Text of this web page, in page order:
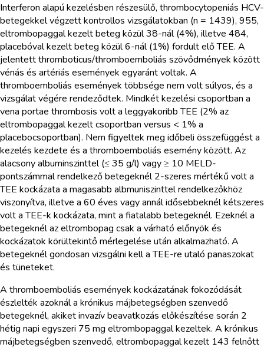
Interferon alapú kezelésben részesülő, thrombocytopeniás HCV-
betegekkel végzett kontrollos vizsgálatokban (n = 1439), 955,
eltrombopaggal kezelt beteg közül 38-nál (4%), illetve 484,
placebóval kezelt beteg közül 6-nál (1%) fordult elő TEE. A
jelentett thromboticus/thromboemboliás szövődmények között
vénás és artériás események egyaránt voltak. A
thromboemboliás események többsége nem volt súlyos, és a
vizsgálat végére rendeződtek. Mindkét kezelési csoportban a
vena portae thrombosis volt a leggyakoribb TEE (2% az
eltrombopaggal kezelt csoportban versus < 1% a
placebocsoportban). Nem figyeltek meg időbeli összefüggést a
kezelés kezdete és a thromboemboliás esemény között. Az
alacsony albuminszinttel (≤ 35 g/l) vagy ≥ 10 MELD-
pontszámmal rendelkező betegeknél 2-szeres mértékű volt a
TEE kockázata a magasabb albmuniszinttel rendelkezőkhöz
viszonyítva, illetve a 60 éves vagy annál idősebbeknél kétszeres
volt a TEE-k kockázata, mint a fiatalabb betegeknél. Ezeknél a
betegeknél az eltrombopag csak a várható előnyök és
kockázatok körültekintő mérlegelése után alkalmazható. A
betegeknél gondosan vizsgálni kell a TEE-re utaló panaszokat
és tüneteket.
A thromboemboliás események kockázatának fokozódását
észlelték azoknál a krónikus májbetegségben szenvedő
betegeknél, akiket invazív beavatkozás előkészítése során 2
hétig napi egyszeri 75 mg eltrombopaggal kezeltek. A krónikus
májbetegségben szenvedő, eltrombopaggal kezelt 143 felnőtt